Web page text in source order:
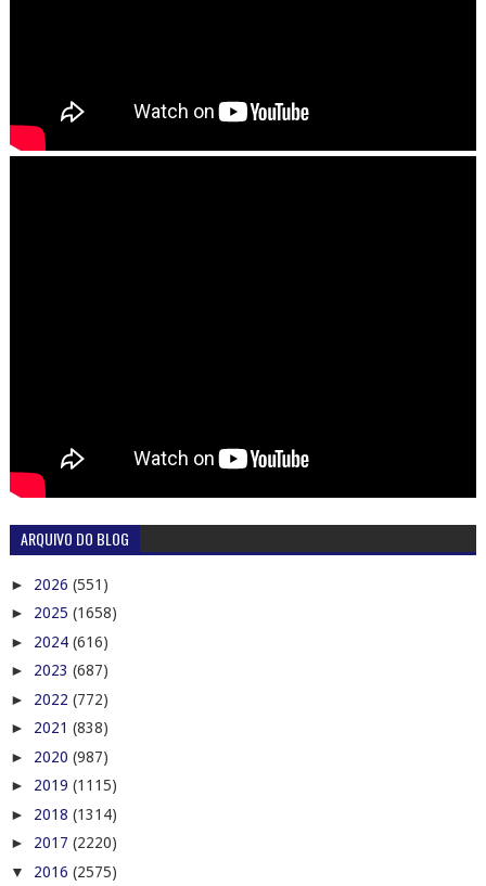
ARQUIVO DO BLOG
► 2026 (551)
► 2025 (1658)
► 2024 (616)
► 2023 (687)
► 2022 (772)
► 2021 (838)
► 2020 (987)
► 2019 (1115)
► 2018 (1314)
► 2017 (2220)
▼ 2016 (2575)